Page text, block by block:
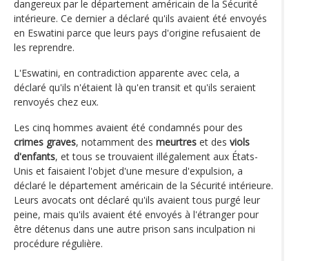
dangereux par le département américain de la Sécurité
intérieure. Ce dernier a déclaré qu'ils avaient été envoyés
en Eswatini parce que leurs pays d'origine refusaient de
les reprendre.
L'Eswatini, en contradiction apparente avec cela, a
déclaré qu'ils n'étaient là qu'en transit et qu'ils seraient
renvoyés chez eux.
Les cinq hommes avaient été condamnés pour des
crimes graves, notamment des meurtres et des viols
d'enfants, et tous se trouvaient illégalement aux États-
Unis et faisaient l'objet d'une mesure d'expulsion, a
déclaré le département américain de la Sécurité intérieure.
Leurs avocats ont déclaré qu'ils avaient tous purgé leur
peine, mais qu'ils avaient été envoyés à l'étranger pour
être détenus dans une autre prison sans inculpation ni
procédure régulière.